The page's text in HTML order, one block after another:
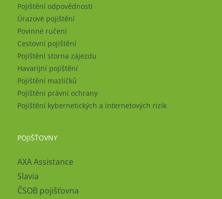
Pojištění odpovědnosti
Úrazové pojištění
Povinné ručení
Cestovní pojištění
Pojištění storna zájezdu
Havarijní pojištění
Pojištění mazlíčků
Pojištění právní ochrany
Pojištění kybernetických a internetových rizik
POJIŠŤOVNY
AXA Assistance
Slavia
ČSOB pojišťovna